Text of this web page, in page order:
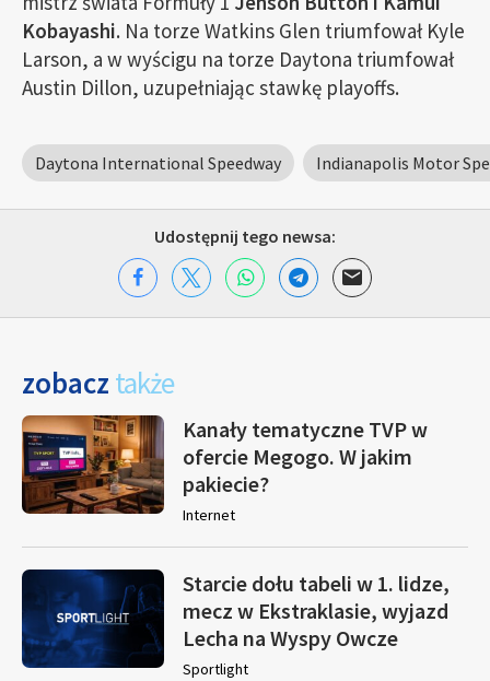
Kobayashi. Na torze Watkins Glen triumfował Kyle
Larson, a w wyścigu na torze Daytona triumfował
Austin Dillon, uzupełniając stawkę playoffs.
Daytona International Speedway Indianapolis Motor
Udostępnij tego newsa:
zobacz także
Kanały tematyczne TVP w
ofercie Megogo. W jakim
pakiecie?
Internet
Starcie dołu tabeli w 1. lidze,
mecz w Ekstraklasie, wyjazd
Lecha na Wyspy Owcze
Sportlight